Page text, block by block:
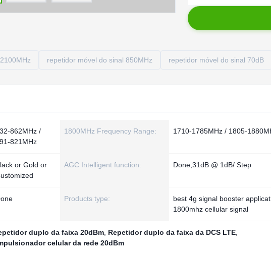
repetidor móvel do sinal 850MHz repetidor móvel do sinal 70dB
862MHz /
821MHz
1800MHz Frequency Range: 1710-1785MHz / 1805-
or Gold or
AGC Intelligent function: Done,31dB @ 1dB/ Step
Products type:
best 4g signal booster
1800mhz cellular signal
duplo da faixa 20dBm Repetidor duplo da faixa da DCS LTE
celular da rede 20dBm